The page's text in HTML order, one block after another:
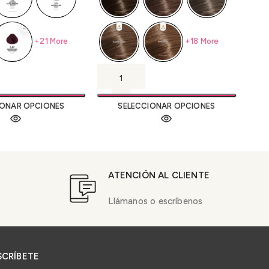
+21 More
OPCIONES
+18 More
SELECCIONAR OPCIONES
ATENCIÓN AL CLIENTE
Llámanos o escríbenos